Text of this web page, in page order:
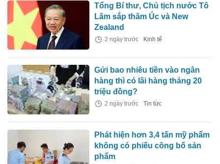
Tổng Bí thư, Chủ tịch nước Tô
Lâm sắp thăm Úc và New
Zealand
2 ngày trước Kinh tế
Gửi bao nhiêu tiền vào ngân
hàng thì có lãi hàng tháng 20
triệu đồng?
2 ngày trước Tin tức
Phát hiện hơn 3,4 tấn mỹ phẩm
không có phiếu công bố sản
phẩm